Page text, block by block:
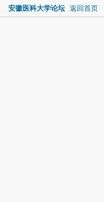
安徽医科大学论坛 返回首页